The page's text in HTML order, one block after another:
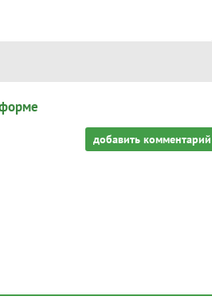
добавить комментарий